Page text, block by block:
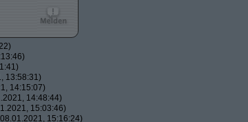
13:58:31)
14:15:07)
14:48:44)
15:03:46)
15:16:24)